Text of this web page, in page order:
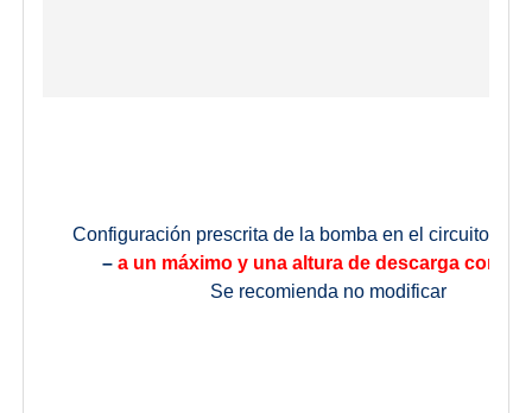
Configuración prescrita de la bomba en el circuito de
– a un máximo y una altura de descarga
Se recomienda no modificar